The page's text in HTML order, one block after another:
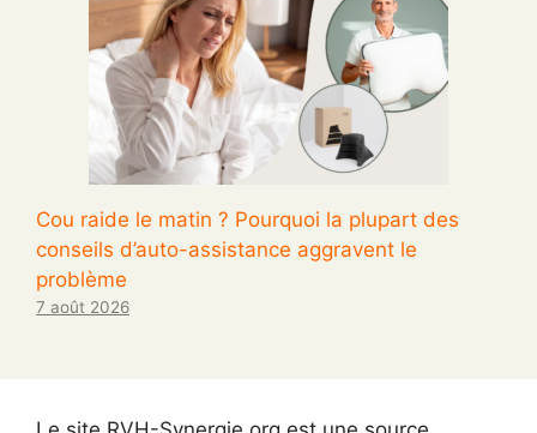
Cou raide le matin ? Pourquoi la plupart des
conseils d’auto-assistance aggravent le
problème
7 août 2026